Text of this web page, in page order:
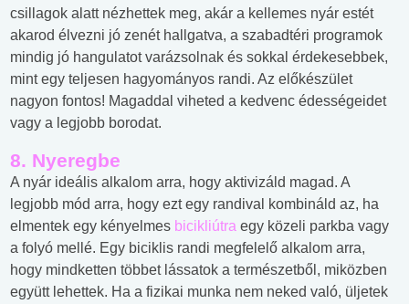
csillagok alatt nézhettek meg, akár a kellemes nyár estét
akarod élvezni jó zenét hallgatva, a szabadtéri programok
mindig jó hangulatot varázsolnak és sokkal érdekesebbek,
mint egy teljesen hagyományos randi. Az előkészület
nagyon fontos! Magaddal viheted a kedvenc édességeidet
vagy a legjobb borodat.
8. Nyeregbe
A nyár ideális alkalom arra, hogy aktivizáld magad. A
legjobb mód arra, hogy ezt egy randival kombináld az, ha
elmentek egy kényelmes bicikliútra egy közeli parkba vagy
a folyó mellé. Egy biciklis randi megfelelő alkalom arra,
hogy mindketten többet lássatok a természetből, miközben
együtt lehettek. Ha a fizikai munka nem neked való, üljetek